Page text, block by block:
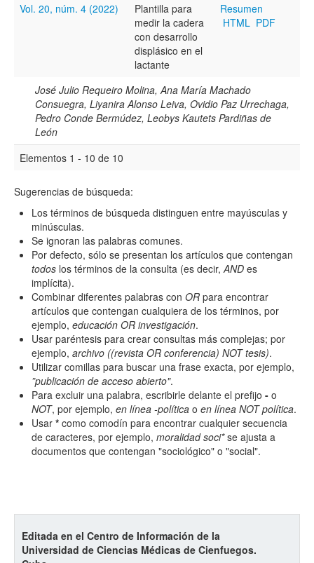
Vol. 20, núm. 4 (2022)
Plantilla para
medir la cadera
con desarrollo
displásico en el
lactante
Resumen
HTML PDF
José Julio Requeiro Molina, Ana María Machado
Consuegra, Liyanira Alonso Leiva, Ovidio Paz Urrechaga,
Pedro Conde Bermúdez, Leobys Kautets Pardiñas de
León
Elementos 1 - 10 de 10
Sugerencias de búsqueda:
Los términos de búsqueda distinguen entre mayúsculas y
minúsculas.
Se ignoran las palabras comunes.
Por defecto, sólo se presentan los artículos que contengan
todos los términos de la consulta (es decir, AND es
implícita).
Combinar diferentes palabras con OR para encontrar
artículos que contengan cualquiera de los términos, por
ejemplo, educación OR investigación.
Usar paréntesis para crear consultas más complejas; por
ejemplo, archivo ((revista OR conferencia) NOT tesis).
Utilizar comillas para buscar una frase exacta, por ejemplo,
”publicación de acceso abierto".
Para excluir una palabra, escribirle delante el prefijo - o
NOT, por ejemplo, en línea -política o en línea NOT política.
Usar * como comodín para encontrar cualquier secuencia
de caracteres, por ejemplo, moralidad soci*se ajusta a
documentos que contengan "sociológico" o "social".
Editada en el Centro de Información de la
Universidad de Ciencias Médicas de Cienfuegos.